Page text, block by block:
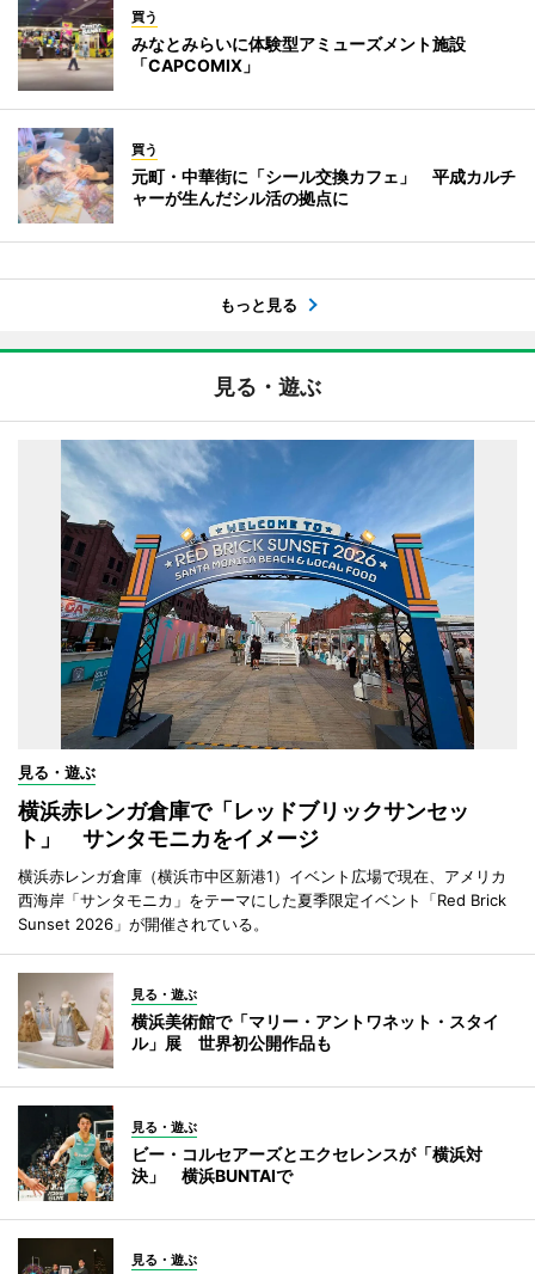
買う
みなとみらいに体験型アミューズメント施設
「CAPCOMIX」
買う
元町・中華街に「シール交換カフェ」 平成カルチ
ャーが生んだシル活の拠点に
もっと見る
見る・遊ぶ
見る・遊ぶ
横浜赤レンガ倉庫で「レッドブリックサンセッ
ト」 サンタモニカをイメージ
横浜赤レンガ倉庫（横浜市中区新港1）イベント広場で現在、アメリカ
西海岸「サンタモニカ」をテーマにした夏季限定イベント「Red Brick
Sunset 2026」が開催されている。
見る・遊ぶ
横浜美術館で「マリー・アントワネット・スタイ
ル」展 世界初公開作品も
見る・遊ぶ
ビー・コルセアーズとエクセレンスが「横浜対
決」 横浜BUNTAIで
見る・遊ぶ